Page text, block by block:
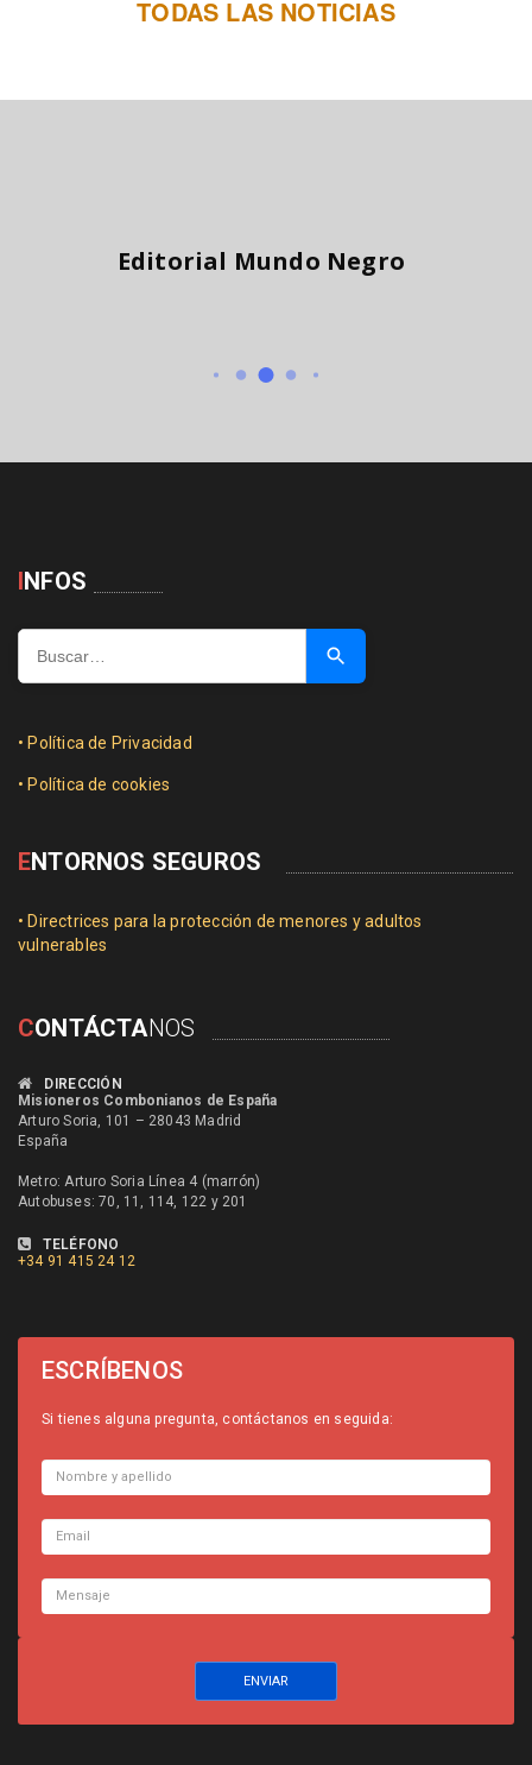
TODAS LAS NOTICIAS
Editorial Mundo Negro
INFOS
Buscar …
• Política de Privacidad
• Política de cookies
ENTORNOS SEGUROS
• Directrices para la protección de menores y adultos
vulnerables
CONTÁCTANOS
DIRECCIÓN
Misioneros Combonianos de España
Arturo Soria, 101 – 28043 Madrid
España
Metro: Arturo Soria Línea 4 (marrón)
Autobuses: 70, 11, 114, 122 y 201
TELÉFONO
+34 91 415 24 12
ESCRÍBENOS
Si tienes alguna pregunta, contáctanos en seguida: